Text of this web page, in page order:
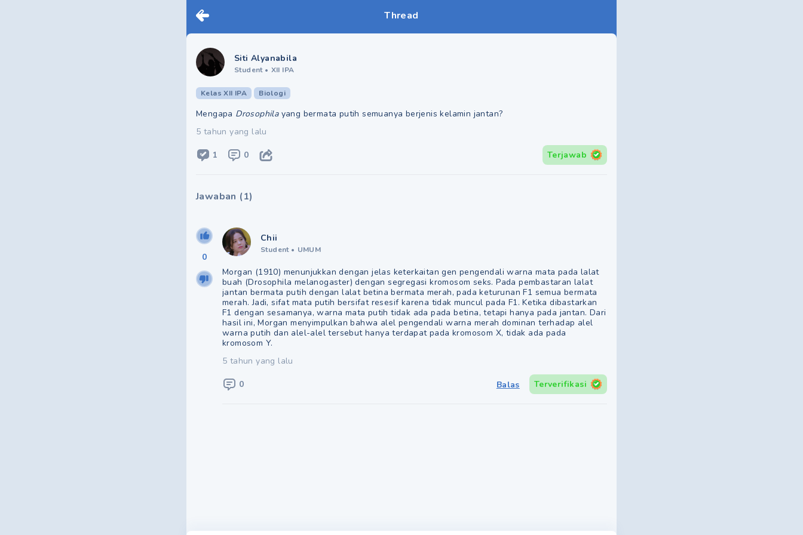
Thread
Siti Alyanabila
Student • XII IPA
Kelas XII IPA Biologi
Mengapa Drosophilayang bermata putih semuanya berjenis kelamin jantan?
5 tahun yang lalu
1 0 Terjawab
Jawaban (1)
0
Chii
Student • UMUM
Morgan (1910) menunjukkan dengan jelas keterkaitan gen pengendali warna mata pada lalat
buah (Drosophila melanogaster) dengan segregasi kromosom seks. Pada pembastaran lalat
jantan bermata putih dengan lalat betina bermata merah, pada keturunan F1 semua bermata
merah. Jadi, sifat mata putih bersifat resesif karena tidak muncul pada F1. Ketika dibastarkan
F1 dengan sesamanya, warna mata putih tidak ada pada betina, tetapi hanya pada jantan. Dari
hasil ini, Morgan menyimpulkan bahwa alel pengendali warna merah dominan terhadap alel
warna putih dan alel-alel tersebut hanya terdapat pada kromosom X, tidak ada pada
kromosom Y.
5 tahun yang lalu
0 Balas Terverifikasi